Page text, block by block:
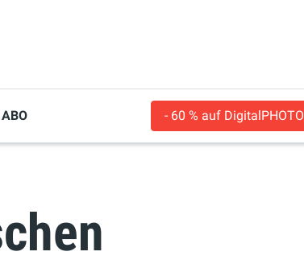
ABO - 60 % auf DigitalPHOTO